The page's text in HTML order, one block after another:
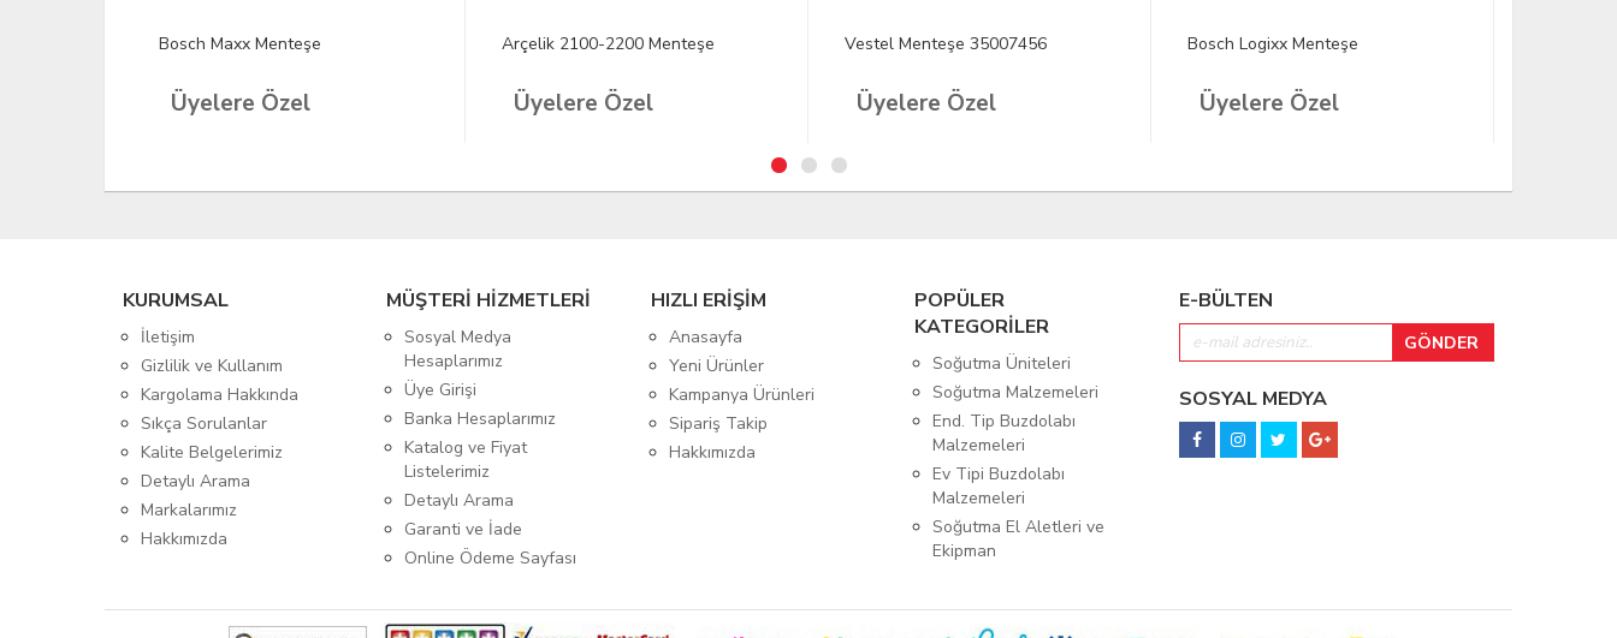
Bosch Maxx Menteşe
Üyelere Özel
Arçelik 2100-2200 Menteşe
Üyelere Özel
Vestel Menteşe 35007456
Üyelere Özel
Bosch Logixx Menteşe
Üyelere Özel
KURUMSAL
İletişim
Gizlilik ve Kullanım
Kargolama Hakkında
Sıkça Sorulanlar
Kalite Belgelerimiz
Detaylı Arama
Markalarımız
Hakkımızda
MÜŞTERİ HİZMETLERİ
Sosyal Medya
Hesaplarımız
Üye Girişi
Banka Hesaplarımız
Katalog ve Fiyat
Listelerimiz
Detaylı Arama
Garanti ve İade
Online Ödeme Sayfası
HIZLI ERİŞİM
Anasayfa
Yeni Ürünler
Kampanya Ürünleri
Sipariş Takip
Hakkımızda
POPÜLER
KATEGORİLER
Soğutma Üniteleri
Soğutma Malzemeleri
End. Tip Buzdolabı
Malzemeleri
Ev Tipi Buzdolabı
Malzemeleri
Soğutma El Aletleri ve
Ekipman
E-BÜLTEN
SOSYAL MEDYA